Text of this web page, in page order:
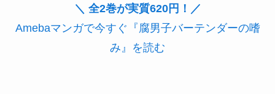
＼ 全2巻が実質620円！／
Amebaマンガで今すぐ『腐男子バーテンダーの嗜
み』を読む